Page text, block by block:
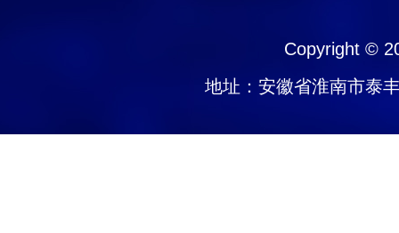
Copyright ©
地址：安徽省淮南市泰